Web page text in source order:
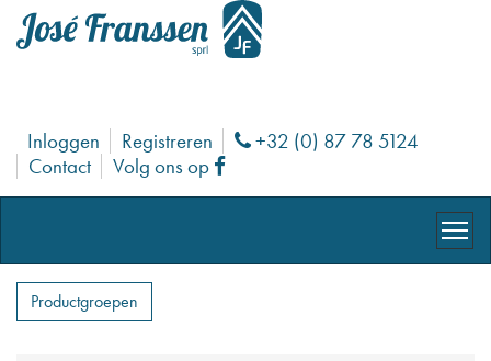
Inloggen Registreren Phone
+32 (0) 87 78 5124
Contact
Volg ons op Facebook
Productgroepen